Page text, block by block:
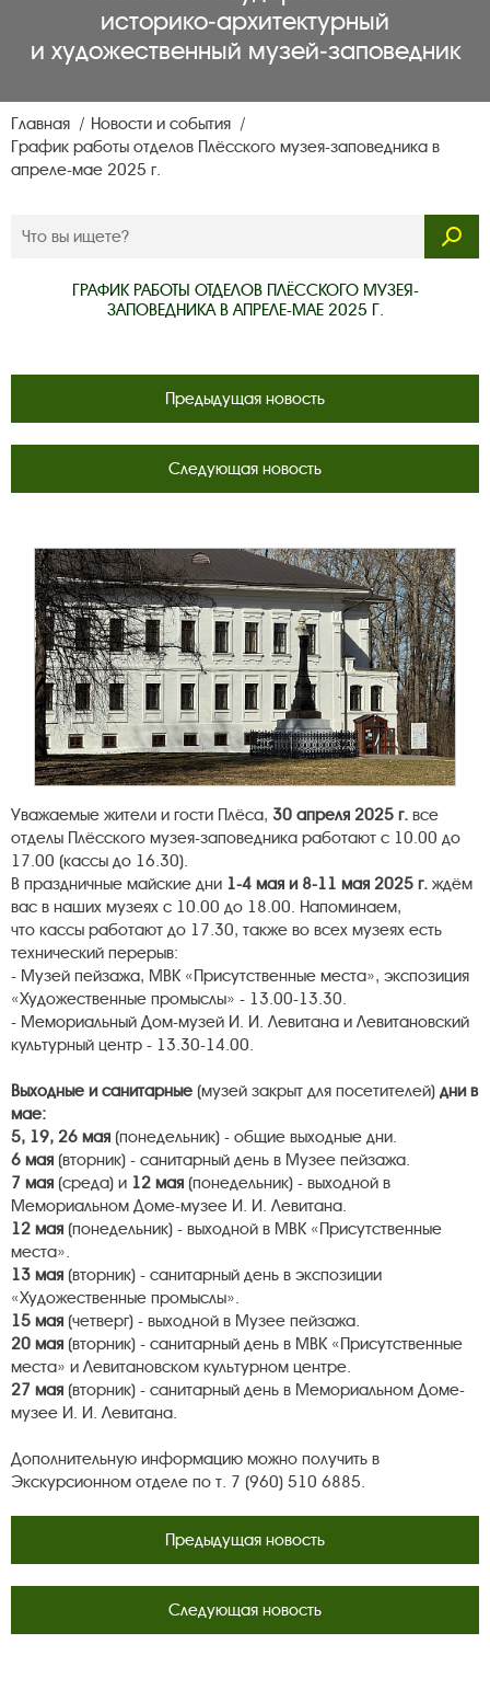
историко‑архитектурный
и художественный музей‑заповедник
Главная
Новости и события
График работы отделов Плёсского музея-заповедника в
апреле-мае 2025 г.
ГРАФИК РАБОТЫ ОТДЕЛОВ ПЛЁССКОГО МУЗЕЯ-
ЗАПОВЕДНИКА В АПРЕЛЕ-МАЕ 2025 Г.
Предыдущая новость
Следующая новость
Уважаемые жители и гости Плёса, 30 апреля 2025 г. все
отделы Плёсского музея-заповедника работают с 10.00 до
17.00 (кассы до 16.30).
В праздничные майские дни 1-4 мая и 8-11 мая 2025 г. ждём
вас в наших музеях с 10.00 до 18.00. Напоминаем,
что кассы работают до 17.30, также во всех музеях есть
технический перерыв:
- Музей пейзажа, МВК «Присутственные места», экспозиция
«Художественные промыслы» - 13.00-13.30.
- Мемориальный Дом-музей И. И. Левитана и Левитановский
культурный центр - 13.30-14.00.
Выходные и санитарные (музей закрыт для посетителей) дни в
мае:
5, 19, 26 мая (понедельник) - общие выходные дни.
6 мая (вторник) - санитарный день в Музее пейзажа.
7 мая (среда) и 12 мая (понедельник) - выходной в
Мемориальном Доме-музее И. И. Левитана.
12 мая (понедельник) - выходной в МВК «Присутственные
места».
13 мая (вторник) - санитарный день в экспозиции
«Художественные промыслы».
15 мая (четверг) - выходной в Музее пейзажа.
20 мая (вторник) - санитарный день в МВК «Присутственные
места» и Левитановском культурном центре.
27 мая (вторник) - санитарный день в Мемориальном Доме-
музее И. И. Левитана.
Дополнительную информацию можно получить в
Экскурсионном отделе по т. 7 (960) 510 6885.
Предыдущая новость
Следующая новость